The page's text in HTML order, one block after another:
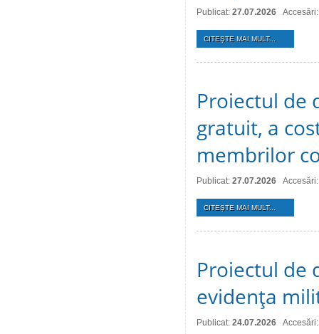
Publicat: 27.07.2026
CITEŞTE MAI MULT...
Proiectul de
gratuit, a
membrilor
Publicat: 27.07.2026
CITEŞTE MAI MULT...
Proiectul de
evidenţa
Publicat: 24.07.2026